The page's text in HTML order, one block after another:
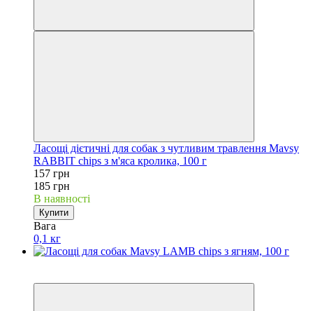
Ласощі дієтичні для собак з чутливим травлення Mavsy
RABBIT chips з м'яса кролика, 100 г
157 грн
185 грн
В наявності
Купити
Вага
0,1 кг